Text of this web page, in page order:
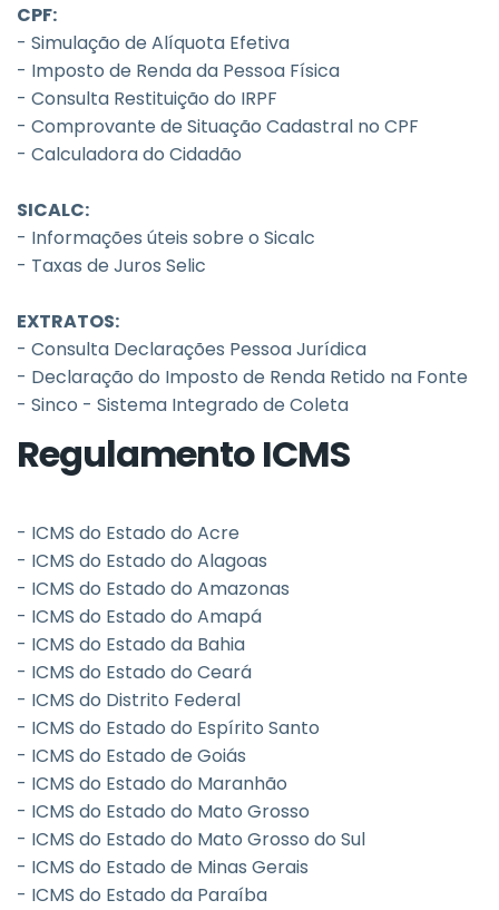
CPF:
- Simulação de Alíquota Efetiva
- Imposto de Renda da Pessoa Física
- Consulta Restituição do IRPF
- Comprovante de Situação Cadastral no CPF
- Calculadora do Cidadão
SICALC:
- Informações úteis sobre o Sicalc
- Taxas de Juros Selic
EXTRATOS:
- Consulta Declarações Pessoa Jurídica
- Declaração do Imposto de Renda Retido na Fonte
- Sinco - Sistema Integrado de Coleta
Regulamento ICMS
- ICMS do Estado do Acre
- ICMS do Estado do Alagoas
- ICMS do Estado do Amazonas
- ICMS do Estado do Amapá
- ICMS do Estado da Bahia
- ICMS do Estado do Ceará
- ICMS do Distrito Federal
- ICMS do Estado do Espírito Santo
- ICMS do Estado de Goiás
- ICMS do Estado do Maranhão
- ICMS do Estado do Mato Grosso
- ICMS do Estado do Mato Grosso do Sul
- ICMS do Estado de Minas Gerais
- ICMS do Estado da Paraíba